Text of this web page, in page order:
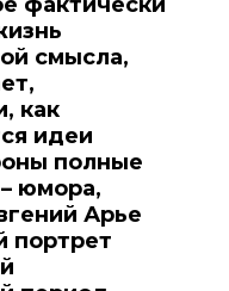
смысла,
как
идеи
полные
юмора,
Арье
портрет